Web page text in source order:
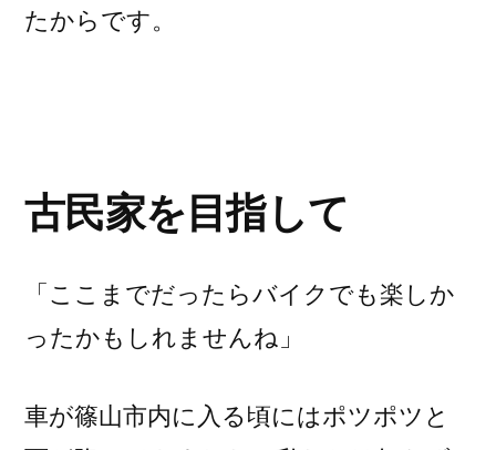
たからです。
古民家を目指して
「ここまでだったらバイクでも楽しか
ったかもしれませんね」
車が篠山市内に入る頃にはポツポツと